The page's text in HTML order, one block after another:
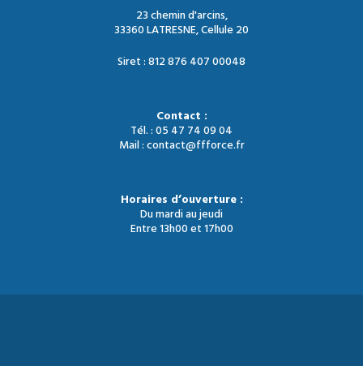
23 chemin d'arcins,
33360 LATRESNE, Cellule 20
Siret : 812 876 407 00048
Contact :
Tél. : 05 47 74 09 04
Mail : contact@ffforce.fr
Horaires d’ouverture :
Du mardi au jeudi
Entre 13h00 et 17h00